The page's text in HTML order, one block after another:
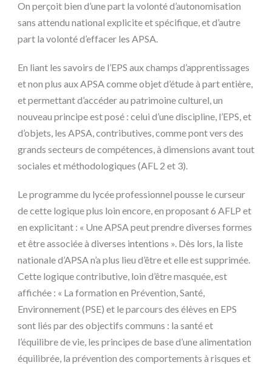
On perçoit bien d’une part la volonté d’autonomisation
sans attendu national explicite et spécifique, et d’autre
part la volonté d’effacer les APSA.
En liant les savoirs de l’EPS aux champs d’apprentissages
et non plus aux APSA comme objet d’étude à part entière,
et permettant d’accéder au patrimoine culturel, un
nouveau principe est posé : celui d’une discipline, l’EPS, et
d’objets, les APSA, contributives, comme pont vers des
grands secteurs de compétences, à dimensions avant tout
sociales et méthodologiques (AFL 2 et 3).
Le programme du lycée professionnel pousse le curseur
de cette logique plus loin encore, en proposant 6 AFLP et
en explicitant : « Une APSA peut prendre diverses formes
et être associée à diverses intentions ». Dès lors, la liste
nationale d’APSA n’a plus lieu d’être et elle est supprimée.
Cette logique contributive, loin d’être masquée, est
affichée : « La formation en Prévention, Santé,
Environnement (PSE) et le parcours des élèves en EPS
sont liés par des objectifs communs : la santé et
l’équilibre de vie, les principes de base d’une alimentation
équilibrée, la prévention des comportements à risques et